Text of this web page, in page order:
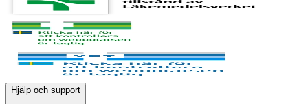
Hjälp och support